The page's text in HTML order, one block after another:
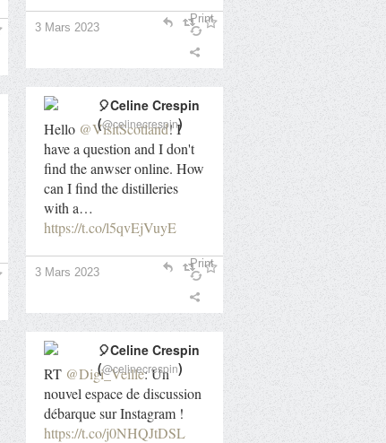
3 Mars 2023
Print
Hello @VisitScotland! I
have a question and I don't
find the anwser online. How
can I find the distilleries
with a…
https://t.co/l5qvEjVuyE
🎈Celine Crespin
(@celinecrespin)
3 Mars 2023
Print
RT @Digi_Veille: Un
nouvel espace de discussion
débarque sur Instagram !
https://t.co/j0NHQJtDSL
🎈Celine Crespin
(@celinecrespin)